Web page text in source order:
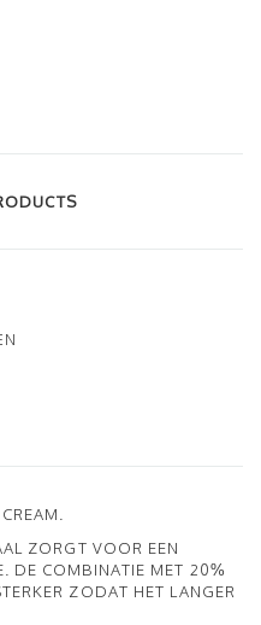
ZORGT VOOR EEN
DE COMBINATIE MET 20%
ZODAT HET LANGER